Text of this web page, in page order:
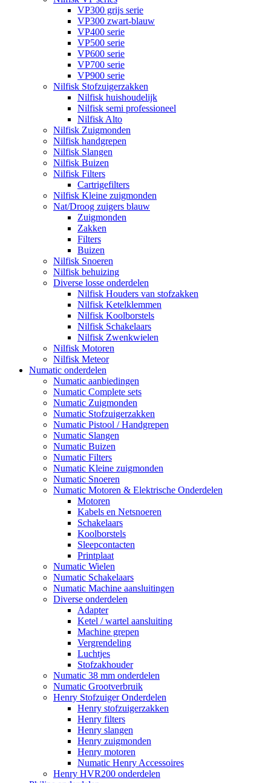
VP300 grijs serie
VP300 zwart-blauw
VP400 serie
VP500 serie
VP600 serie
VP700 serie
VP900 serie
Nilfisk Stofzuigerzakken
Nilfisk huishoudelijk
Nilfisk semi professioneel
Nilfisk Alto
Nilfisk Zuigmonden
Nilfisk handgrepen
Nilfisk Slangen
Nilfisk Buizen
Nilfisk Filters
​Cartrigefilters
Nilfisk Kleine zuigmonden
Nat/Droog zuigers blauw
Zuigmonden
Zakken
Filters
Buizen
Nilfisk Snoeren
Nilfisk behuizing
Diverse losse onderdelen
Nilfisk Houders van stofzakken
Nilfisk Ketelklemmen
Nilfisk Koolborstels
Nilfisk Schakelaars
Nilfisk Zwenkwielen
Nilfisk Motoren
Nilfisk Meteor
Numatic onderdelen
Numatic aanbiedingen
Numatic Complete sets
Numatic Zuigmonden
Numatic Stofzuigerzakken
Numatic Pistool / Handgrepen
Numatic Slangen
Numatic Buizen
Numatic Filters
Numatic Kleine zuigmonden
Numatic Snoeren
Numatic Motoren & Elektrische Onderdelen
Motoren
Kabels en Netsnoeren
Schakelaars
Koolborstels
Sleepcontacten
Printplaat
Numatic Wielen
Numatic Schakelaars
Numatic Machine aansluitingen
Diverse onderdelen
Adapter
Ketel / wartel aansluiting
Machine grepen
Vergrendeling
Luchtjes
Stofzakhouder
Numatic 38 mm onderdelen
Numatic Grootverbruik
Henry Stofzuiger Onderdelen
Henry stofzuigerzakken
Henry filters
Henry slangen
Henry zuigmonden
Henry motoren
Numatic Henry Accessoires
Henry HVR200 onderdelen